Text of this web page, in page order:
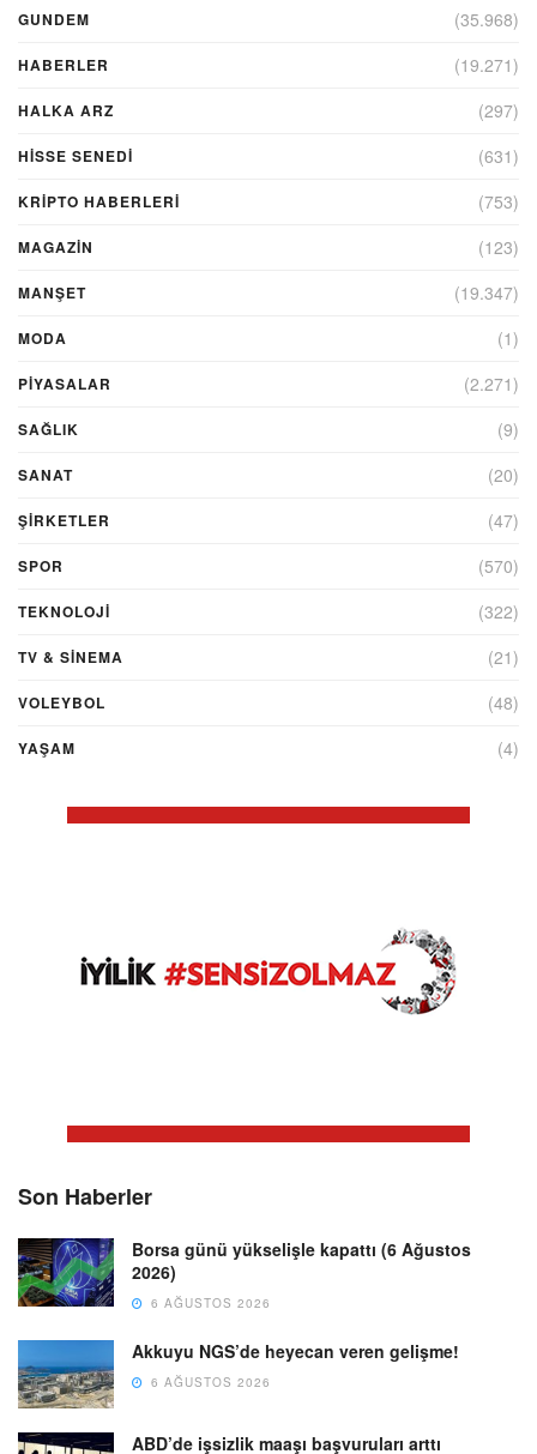
GUNDEM (35.968)
HABERLER (19.271)
HALKA ARZ (297)
HİSSE SENEDİ (631)
KRIPTO HABERLERI (753)
MAGAZİN (123)
MANŞET (19.347)
MODA (1)
PİYASALAR (2.271)
SAĞLIK (9)
SANAT (20)
ŞIRKETLER (47)
SPOR (570)
TEKNOLOJİ (322)
TV & SINEMA (21)
VOLEYBOL (48)
YAŞAM (4)
Son Haberler
Borsa günü yükselişle kapattı (6 Ağustos
2026)
6 AĞUSTOS 2026
Akkuyu NGS’de heyecan veren gelişme!
6 AĞUSTOS 2026
ABD’de işsizlik maaşı başvuruları arttı